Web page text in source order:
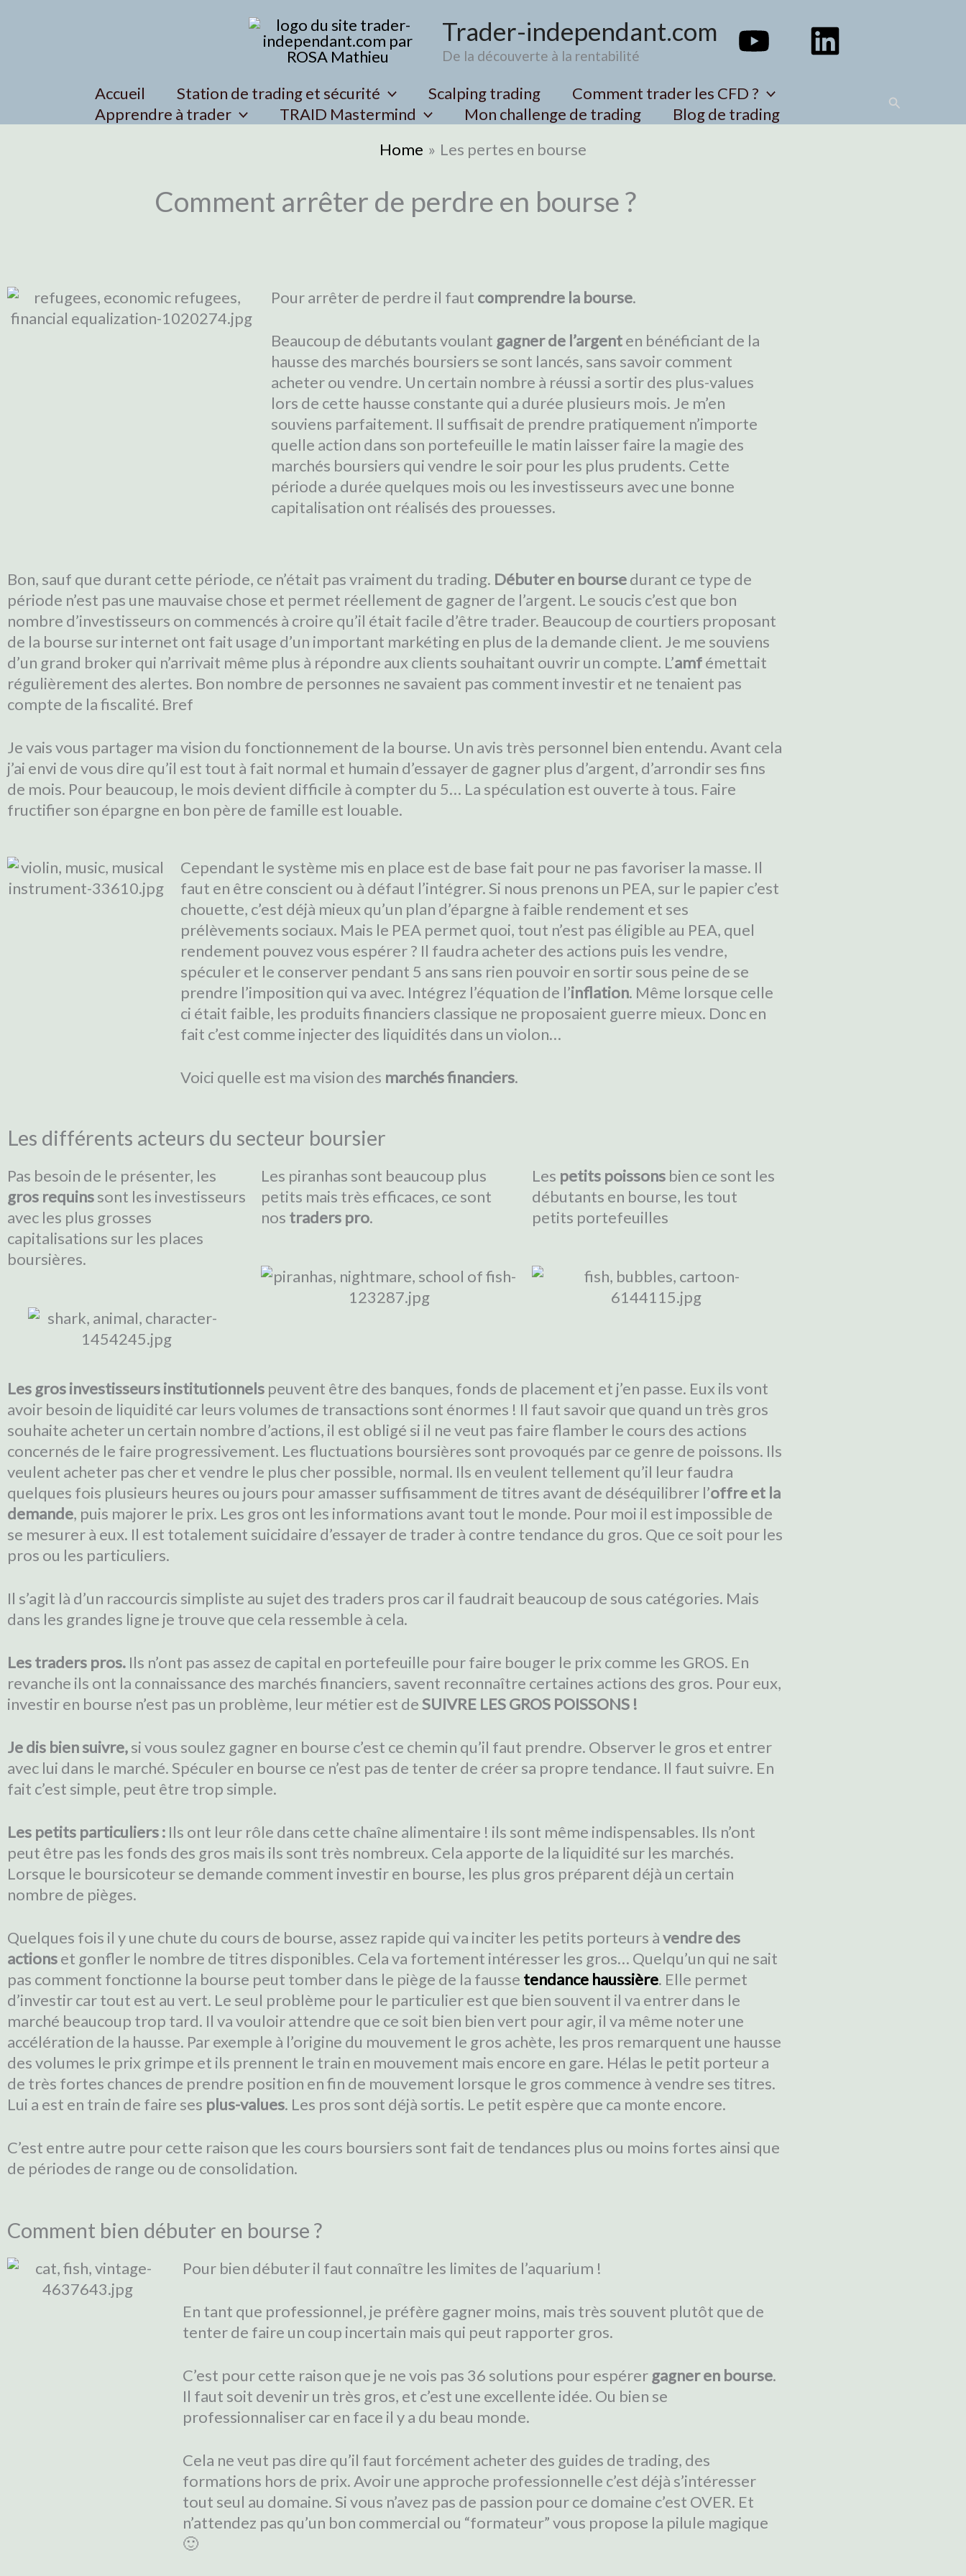
Trader-independant.com
De la découverte à la rentabilité
Accueil Station de trading et sécurité Scalping trading
Comment trader les CFD ?
Apprendre à trader
TRAID Mastermind Mon challenge de trading Blog de trading
Search
Home Les pertes en bourse
Comment arrêter de perdre en bourse ?
Pour arrêter de perdre il faut comprendre la bourse.
Beaucoup de débutants voulant gagner de l’argenten bénéficiant de la
hausse des marchés boursiers se sont lancés, sans savoir comment
acheter ou vendre. Un certain nombre à réussi a sortir des plus-values
lors de cette hausse constante qui a durée plusieurs mois. Je m’en
souviens parfaitement. Il suffisait de prendre pratiquement n’importe
quelle action dans son portefeuille le matin laisser faire la magie des
marchés boursiers qui vendre le soir pour les plus prudents. Cette
période a durée quelques mois ou les investisseurs avec une bonne
capitalisation ont réalisés des prouesses.
Bon, sauf que durant cette période, ce n’était pas vraiment du trading. Débuter en boursedurant ce type de
période n’est pas une mauvaise chose et permet réellement de gagner de l’argent. Le soucis c’est que bon
nombre d’investisseurs on commencés à croire qu’il était facile d’être trader. Beaucoup de courtiers proposant
de la bourse sur internet ont fait usage d’un important markéting en plus de la demande client. Je me souviens
d’un grand broker qui n’arrivait même plus à répondre aux clients souhaitant ouvrir un compte. L’amfémettait
régulièrement des alertes. Bon nombre de personnes ne savaient pas comment investir et ne tenaient pas
compte de la fiscalité. Bref
Je vais vous partager ma vision du fonctionnement de la bourse. Un avis très personnel bien entendu. Avant cela
j’ai envi de vous dire qu’il est tout à fait normal et humain d’essayer de gagner plus d’argent, d’arrondir ses fins
de mois. Pour beaucoup, le mois devient difficile à compter du 5… La spéculation est ouverte à tous. Faire
fructifier son épargne en bon père de famille est louable.
Cependant le système mis en place est de base fait pour ne pas favoriser la masse. Il
faut en être conscient ou à défaut l’intégrer. Si nous prenons un PEA, sur le papier c’est
chouette, c’est déjà mieux qu’un plan d’épargne à faible rendement et ses
prélèvements sociaux. Mais le PEA permet quoi, tout n’est pas éligible au PEA, quel
rendement pouvez vous espérer ? Il faudra acheter des actions puis les vendre,
spéculer et le conserver pendant 5 ans sans rien pouvoir en sortir sous peine de se
prendre l’imposition qui va avec. Intégrez l’équation de l’inflation. Même lorsque celle
ci était faible, les produits financiers classique ne proposaient guerre mieux. Donc en
fait c’est comme injecter des liquidités dans un violon…
Voici quelle est ma vision des marchés financiers.
Les différents acteurs du secteur boursier
Pas besoin de le présenter, les
gros requinssont les investisseurs
avec les plus grosses
capitalisations sur les places
boursières.
Les piranhas sont beaucoup plus
petits mais très efficaces, ce sont
nos traders pro.
Les petits poissonsbien ce sont les
débutants en bourse, les tout
petits portefeuilles
Les gros investisseurs institutionnels peuvent être des banques, fonds de placement et j’en passe. Eux ils vont
avoir besoin de liquidité car leurs volumes de transactions sont énormes ! Il faut savoir que quand un très gros
souhaite acheter un certain nombre d’actions, il est obligé si il ne veut pas faire flamber le cours des actions
concernés de le faire progressivement. Les fluctuations boursières sont provoqués par ce genre de poissons. Ils
veulent acheter pas cher et vendre le plus cher possible, normal. Ils en veulent tellement qu’il leur faudra
quelques fois plusieurs heures ou jours pour amasser suffisamment de titres avant de déséquilibrer l’offre et la
demande, puis majorer le prix. Les gros ont les informations avant tout le monde. Pour moi il est impossible de
se mesurer à eux. Il est totalement suicidaire d’essayer de trader à contre tendance du gros. Que ce soit pour les
pros ou les particuliers.
Il s’agit là d’un raccourcis simpliste au sujet des traders pros car il faudrait beaucoup de sous catégories. Mais
dans les grandes ligne je trouve que cela ressemble à cela.
Les traders pros. Ils n’ont pas assez de capital en portefeuille pour faire bouger le prix comme les GROS. En
revanche ils ont la connaissance des marchés financiers, savent reconnaître certaines actions des gros. Pour eux,
investir en bourse n’est pas un problème, leur métier est deSUIVRE LES GROS POISSONS !
Je dis bien suivre,si vous soulez gagner en bourse c’est ce chemin qu’il faut prendre. Observer le gros et entrer
avec lui dans le marché. Spéculer en bourse ce n’est pas de tenter de créer sa propre tendance. Il faut suivre. En
fait c’est simple, peut être trop simple.
Les petits particuliers : Ils ont leur rôle dans cette chaîne alimentaire ! ils sont même indispensables. Ils n’ont
peut être pas les fonds des gros mais ils sont très nombreux. Cela apporte de la liquidité sur les marchés.
Lorsque le boursicoteur se demande comment investir en bourse, les plus gros préparent déjà un certain
nombre de pièges.
Quelques fois il y une chute du cours de bourse, assez rapide qui va inciter les petits porteurs àvendre des
actionset gonfler le nombre de titres disponibles. Cela va fortement intéresser les gros… Quelqu’un qui ne sait
pas comment fonctionne la bourse peut tomber dans le piège de la fausse tendance haussière. Elle permet
d’investir car tout est au vert. Le seul problème pour le particulier est que bien souvent il va entrer dans le
marché beaucoup trop tard. Il va vouloir attendre que ce soit bien bien vert pour agir, il va même noter une
accélération de la hausse. Par exemple à l’origine du mouvement le gros achète, les pros remarquent une hausse
des volumes le prix grimpe et ils prennent le train en mouvement mais encore en gare. Hélas le petit porteur a
de très fortes chances de prendre position en fin de mouvement lorsque le gros commence à vendre ses titres.
Lui a est en train de faire ses plus-values. Les pros sont déjà sortis. Le petit espère que ca monte encore.
C’est entre autre pour cette raison que les cours boursiers sont fait de tendances plus ou moins fortes ainsi que
de périodes de range ou de consolidation.
Comment bien débuter en bourse ?
Pour bien débuter il faut connaître les limites de l’aquarium !
En tant que professionnel, je préfère gagner moins, mais très souvent plutôt que de
tenter de faire un coup incertain mais qui peut rapporter gros.
C’est pour cette raison que je ne vois pas 36 solutions pour espérer gagner en bourse.
Il faut soit devenir un très gros, et c’est une excellente idée. Ou bien se
professionnaliser car en face il y a du beau monde.
Cela ne veut pas dire qu’il faut forcément acheter des guides de trading, des
formations hors de prix. Avoir une approche professionnelle c’est déjà s’intéresser
tout seul au domaine. Si vous n’avez pas de passion pour ce domaine c’est OVER. Et
n’attendez pas qu’un bon commercial ou “formateur” vous propose la pilule magique
🙂